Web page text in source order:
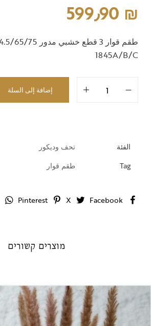
599٫90 ₪
1845A/B/C
إضافة إلى السلة
الفئة
تحف وديكور
Tag
طقم قوار
Facebook
X
Pinterest
מוצרים קשורים